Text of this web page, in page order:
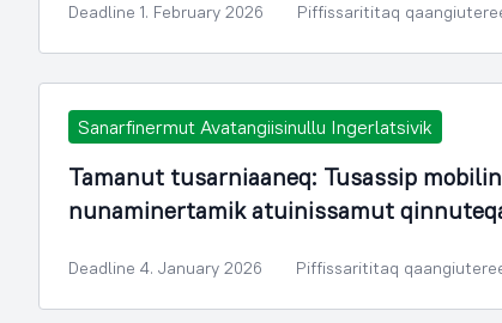
Deadline 1. February 2026 Piffissarititaq
Sanarfinermut Avatangiisinullu Ingerlatsivik
Tamanut tusarniaaneq: Tusassip
nunaminertamik atuinissamut
Deadline 4. January 2026 Piffissarititaq